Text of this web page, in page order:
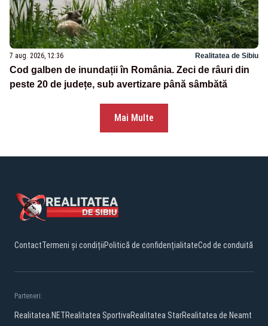
7 aug. 2026, 12:36 Realitatea de Sibiu
Cod galben de inundații în România. Zeci de râuri din
peste 20 de județe, sub avertizare până sâmbătă
Mai Multe
ContactTermeni și condițiiPolitică de confidențialitateCod de conduită
Parteneri:
Realitatea.NETRealitatea SportivaRealitatea StarRealitatea de Neamt